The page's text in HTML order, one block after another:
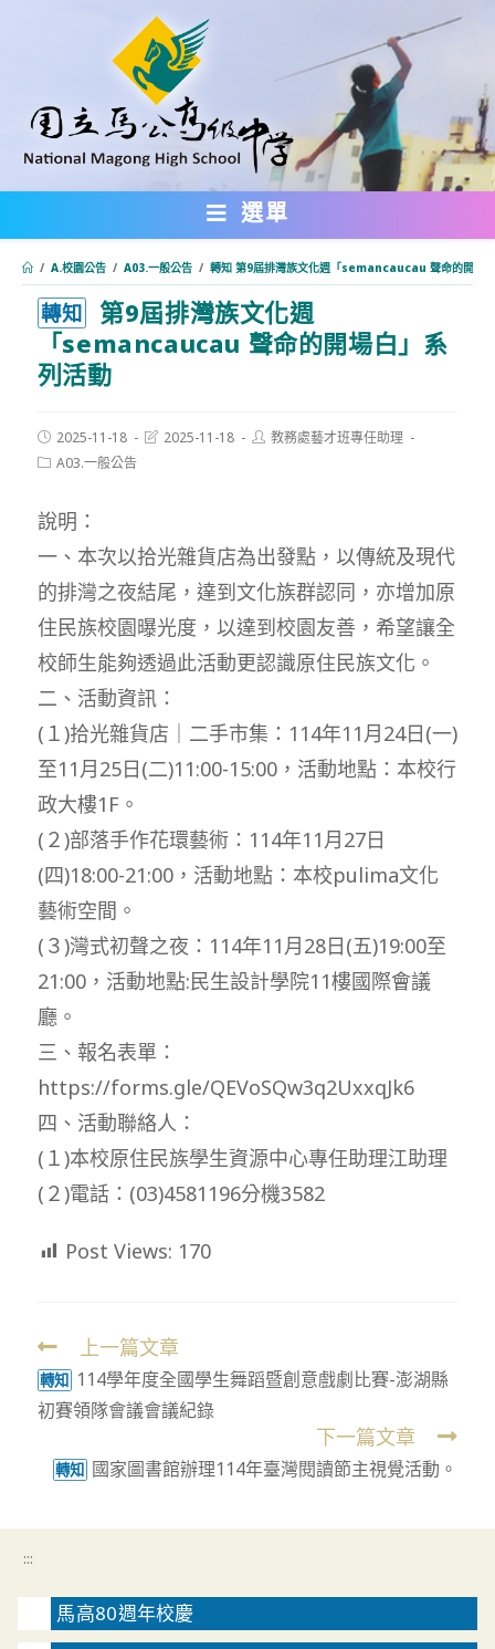
內
選單
/ A.校園公告 / A03.一般公告 / 轉知 第9屆排灣族文化週「semancaucau 聲命的開場
轉知
第9屆排灣族文化週
「semancaucau 聲命的開場白」系
列活動
Post
published:
2025-11-18
Post2025-11-18
Post教務處藝才班專任助理
PostA03.一般公告
說明：
一、本次以拾光雜貨店為出發點，以傳統及現代
的排灣之夜結尾，達到文化族群認同，亦增加原
住民族校園曝光度，以達到校園友善，希望讓全
校師生能夠透過此活動更認識原住民族文化。
二、活動資訊：
(１)拾光雜貨店｜二手市集：114年11月24日(一)
至11月25日(二)11:00-15:00，活動地點：本校行
政大樓1F。
(２)部落手作花環藝術：114年11月27日
(四)18:00-21:00，活動地點：本校pulima文化
藝術空間。
(３)灣式初聲之夜：114年11月28日(五)19:00至
21:00，活動地點:民生設計學院11樓國際會議
廳。
三、報名表單：
https://forms.gle/QEVoSQw3q2UxxqJk6
四、活動聯絡人：
(１)本校原住民族學生資源中心專任助理江助理
(２)電話：(03)4581196分機3582
Post Views: 170
Read
more
articles
上一篇文章
轉知 114學年度全國學生舞蹈暨創意戲劇比賽-澎湖縣
初賽領隊會議會議紀錄
下一篇文章
轉知 國家圖書館辦理114年臺灣閱讀節主視覺活動。
:::
馬高80週年校慶